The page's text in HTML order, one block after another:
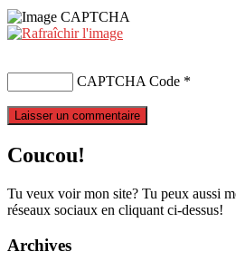
CAPTCHA Code *
Coucou!
Tu veux voir mon site? Tu peux aussi
réseaux sociaux en cliquant ci-dessus!
Archives